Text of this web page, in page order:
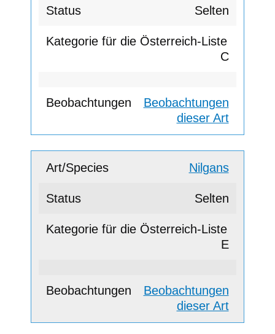
Selten
C
Beobachtungen
dieser Art
Nilgans
Selten
E
Beobachtungen
dieser Art